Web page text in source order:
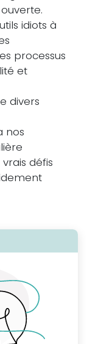
idiots à
processus
et
divers
nos
défis